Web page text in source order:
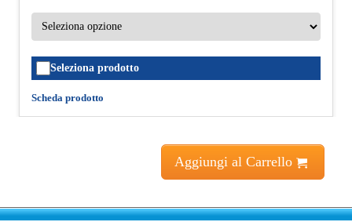
Seleziona prodotto
Scheda prodotto
Aggiungi al Carrello